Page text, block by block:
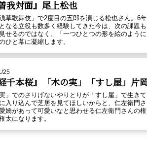
我対面』尾上松也
浅草歌舞伎」で2度目の五郎を演じる松也さん。
なる立役も数多く経験してきた今は、次の課題
せるのではなく、「一つひとつの形を絵のよう
ひと幕に凝縮します。
25
千本桜』「木の実」「すし屋」片
実」でのさりげないやりとりが「すし屋」で生
入り込んで芝居を見てほしいからと、仁左衛門
嬌があって可愛いなと思わせる仁左衛門さんの
太になります。